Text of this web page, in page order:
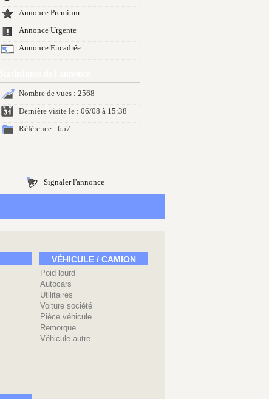
Annonce Premium
Annonce Urgente
Annonce Encadrée
Nombre de vues : 2568
Dernière visite le : 06/08 à 15:38
Référence : 657
Signaler l'annonce
VÉHICULE / CAMION
Poid lourd
Autocars
Utilitaires
Voiture société
Pièce véhicule
Remorque
Véhicule autre